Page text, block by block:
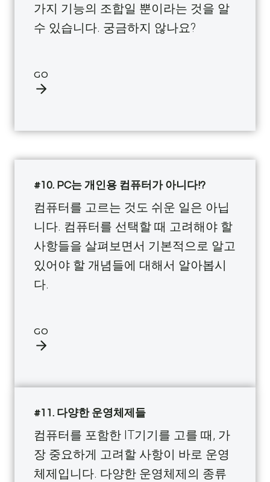
가지 기능의 조합일 뿐이라는 것을 알
수 있습니다. 궁금하지 않나요?
GO
#10. PC는 개인용 컴퓨터가 아니다!?
컴퓨터를 고르는 것도 쉬운 일은 아닙
니다. 컴퓨터를 선택할 때 고려해야 할
사항들을 살펴보면서 기본적으로 알고
있어야 할 개념들에 대해서 알아봅시
다.
GO
#11. 다양한 운영체제들
컴퓨터를 포함한 IT기기를 고를 때, 가
장 중요하게 고려할 사항이 바로 운영
체제입니다. 다양한 운영체제의 종류